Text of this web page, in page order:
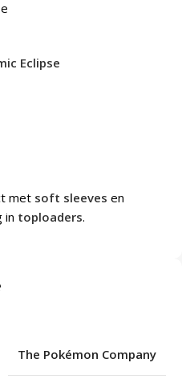
Eclipse
met soft sleeves en
in toploaders.
The Pokémon Company